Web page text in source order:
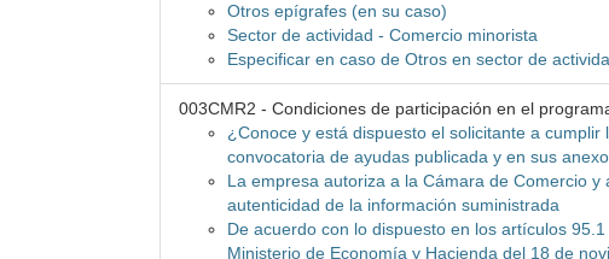
Otros epígrafes (en su caso)
Sector de actividad - Comercio minorista
Especificar en caso de Otros en sector de
003CMR2 - Condiciones de participación en el
¿Conoce y está dispuesto el solicitante a
convocatoria de ayudas publicada y en sus
La empresa autoriza a la Cámara de Comercio
autenticidad de la información suministrada
De acuerdo con lo dispuesto en los artículos
Ministerio de Economía y Hacienda del 18 de